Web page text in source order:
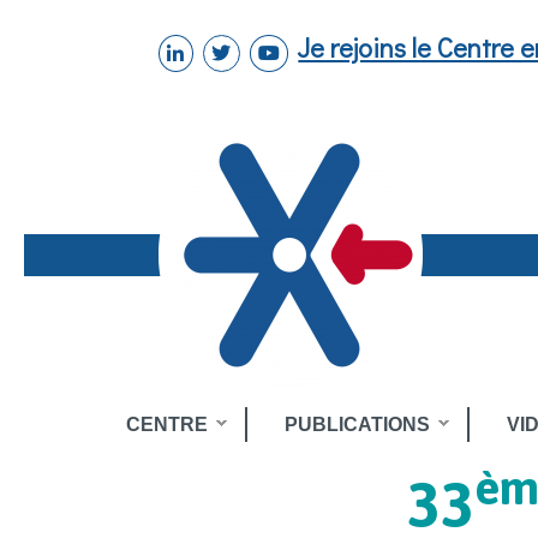
linkedintwitter youtube
Je rejoins le Centre
CENTRE PUBLICATIONS
33